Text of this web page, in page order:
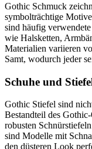
Gothic Schmuck
symbolträchtige
sind häufig
wie Halsketten,
Materialien variieren
Samt, wodurch jeder
Schuhe und
Gothic Stiefel sind
Bestandteil des
robusten
sind Modelle mit
den düsteren Look